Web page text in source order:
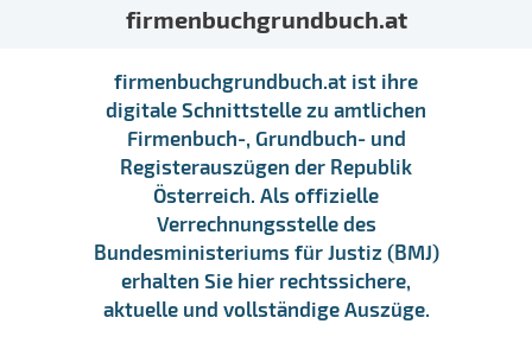
firmenbuchgrundbuch.at
firmenbuchgrundbuch.at ist ihre
digitale Schnittstelle zu amtlichen
Firmenbuch-, Grundbuch- und
Registerauszügen der Republik
Österreich. Als offizielle
Verrechnungsstelle des
Bundesministeriums für Justiz (BMJ)
erhalten Sie hier rechtssichere,
aktuelle und vollständige Auszüge.